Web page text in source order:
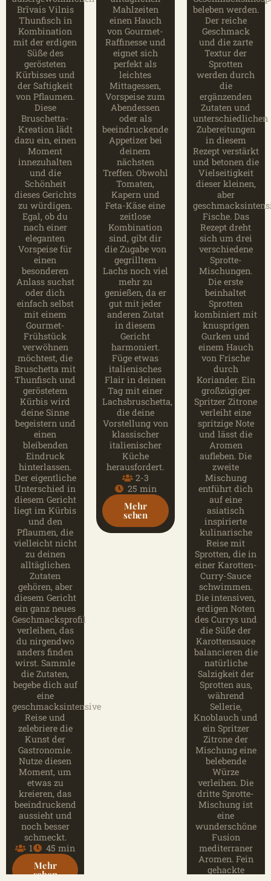
Brīvais Vilnis
Thunfisch in
Kombination
mit der erdigen
Süße des
gerösteten
Kürbisses und
der Saftigkeit
von Pflaumen.
Diese
Bruschetta-
Kreation lädt
dazu ein, einen
Moment
innezuhalten
und die
Schönheit
dieses Gerichts
zu würdigen.
Egal, ob du
nach einer
eleganten
Vorspeise für
einen
besonderen
Anlass suchst
oder dich
einfach selbst
mit einem
Gourmet-
Frühstück
verwöhnen
möchtest, die
Bruschetta mit
Thunfisch und
geröstetem
Kürbis wird
deine Sinne
begeistern und
einen
bleibenden
Eindruck
hinterlassen.
Der eigentliche
Unterschied in
diesem Gericht
liegt im Kürbis
und den
Pflaumen, die
vielleicht nicht
zu deinen
alltäglichen
Zutaten
gehören, aber
diesem Gericht
ein ganz neues
Geschmacksprofil
verleihen, das
du nirgendwo
anders finden
wirst. Sammle
die Zutaten,
begebe dich auf
eine
geschmacksintensive
Reise und
zelebriere die
Kunst der
Gastronomie.
Nutze diesen
Moment, um
etwas zu
kreieren, das
beeindruckend
aussieht und
noch besser
schmeckt.
1
45 min
Mehr
sehen
Mahlzeiten
einen Hauch
von Gourmet-
Raffinesse und
eignet sich
perfekt als
leichtes
Mittagessen,
Vorspeise zum
Abendessen
oder als
beeindruckende
Appetizer bei
deinem
nächsten
Treffen. Obwohl
Tomaten,
Kapern und
Feta-Käse eine
zeitlose
Kombination
sind, gibt dir
die Zugabe von
gegrilltem
Lachs noch viel
mehr zu
genießen, da er
gut mit jeder
anderen Zutat
in diesem
Gericht
harmoniert.
Füge etwas
italienisches
Flair in deinen
Tag mit einer
Lachsbruschetta,
die deine
Vorstellung von
klassischer
italienischer
Küche
herausfordert.
2-3
25 min
Mehr
sehen
beleben werden.
Der reiche
Geschmack
und die zarte
Textur der
Sprotten
werden durch
die
ergänzenden
Zutaten und
unterschiedlichen
Zubereitungen
in diesem
Rezept verstärkt
und betonen die
Vielseitigkeit
dieser kleinen,
aber
Fische. Das
Rezept dreht
sich um drei
verschiedene
Sprotte-
Mischungen.
Die erste
beinhaltet
Sprotten
kombiniert mit
knusprigen
Gurken und
einem Hauch
von Frische
durch
Koriander. Ein
großzügiger
Spritzer Zitrone
verleiht eine
spritzige Note
und lässt die
Aromen
aufleben. Die
zweite
Mischung
entführt dich
auf eine
asiatisch
inspirierte
kulinarische
Reise mit
Sprotten, die in
einer Karotten-
Curry-Sauce
schwimmen.
Die intensiven,
erdigen Noten
des Currys und
die Süße der
Karottensauce
balancieren die
natürliche
Salzigkeit der
Sprotten aus,
während
Sellerie,
Knoblauch und
ein Spritzer
Zitrone der
Mischung eine
belebende
Würze
verleihen. Die
dritte Sprotte-
Mischung ist
eine
wunderschöne
Fusion
mediterraner
Aromen. Fein
gehackte